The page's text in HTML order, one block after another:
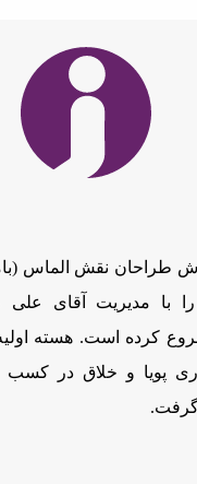
نقش الماس
با مدیریت آقای علی
09/08 شروع کرده است. هسته
پویا و خلاق در کسب